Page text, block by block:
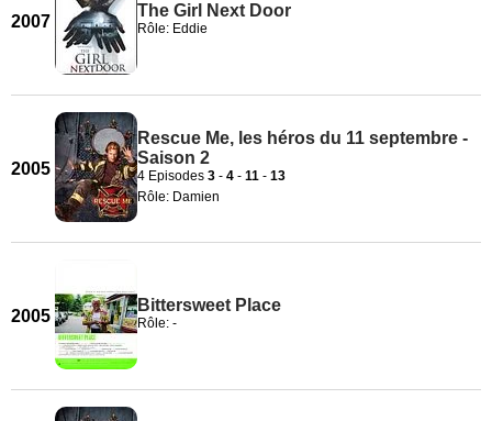
2007
The Girl Next Door
Rôle: Eddie
2005
Rescue Me, les héros du 11 septembre -
Saison 2
4 Episodes 3 - 4 - 11 - 13
Rôle: Damien
2005
Bittersweet Place
Rôle: -